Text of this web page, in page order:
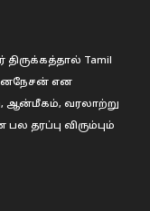
திருக்கத்தால் Tamil
ஐனநேசன் என
ஆன்மீகம், வரலாற்று
தரப்பு விரும்பும்